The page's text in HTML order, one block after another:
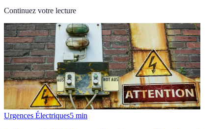
Continuez votre lecture
Urgences Électriques5 min